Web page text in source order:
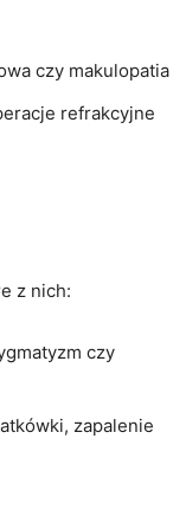
czy makulopatia
refrakcyjne
z nich:
czy
zapalenie